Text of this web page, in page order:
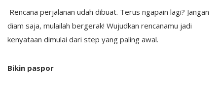
Rencana perjalanan udah dibuat. Terus ngapain lagi? Jangan
diam saja, mulailah bergerak! Wujudkan rencanamu jadi
kenyataan dimulai dari step yang paling awal.
Bikin paspor